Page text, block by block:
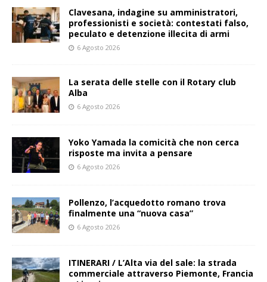
Clavesana, indagine su amministratori,
professionisti e società: contestati falso,
peculato e detenzione illecita di armi
6 Agosto 2026
La serata delle stelle con il Rotary club
Alba
6 Agosto 2026
Yoko Yamada la comicità che non cerca
risposte ma invita a pensare
6 Agosto 2026
Pollenzo, l’acquedotto romano trova
finalmente una “nuova casa”
6 Agosto 2026
ITINERARI / L’Alta via del sale: la strada
commerciale attraverso Piemonte, Francia